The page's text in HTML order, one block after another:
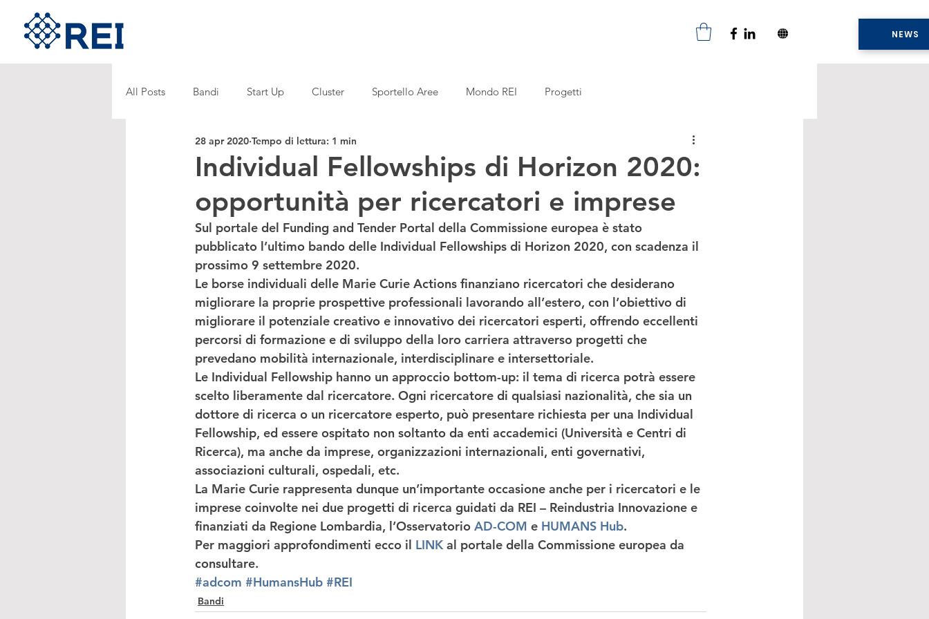
NEWS
All Posts Bandi Start Up Cluster Sportello Aree Mondo REI Progetti
Individual Fellowships di Horizon 2020:
opportunità per ricercatori e imprese
28 apr 2020 Tempo di lettura: 1 min
Sul portale del Funding and Tender Portal della Commissione europea è stato
pubblicato l’ultimo bando delle Individual Fellowships di Horizon 2020, con scadenza il
prossimo 9 settembre 2020.
Le borse individuali delle Marie Curie Actions finanziano ricercatori che desiderano
migliorare la proprie prospettive professionali lavorando all’estero, con l’obiettivo di
migliorare il potenziale creativo e innovativo dei ricercatori esperti, offrendo eccellenti
percorsi di formazione e di sviluppo della loro carriera attraverso progetti che
prevedano mobilità internazionale, interdisciplinare e intersettoriale.
Le Individual Fellowship hanno un approccio bottom-up: il tema di ricerca potrà essere
scelto liberamente dal ricercatore. Ogni ricercatore di qualsiasi nazionalità, che sia un
dottore di ricerca o un ricercatore esperto, può presentare richiesta per una Individual
Fellowship, ed essere ospitato non soltanto da enti accademici (Università e Centri di
Ricerca), ma anche da imprese, organizzazioni internazionali, enti governativi,
associazioni culturali, ospedali, etc.
La Marie Curie rappresenta dunque un’importante occasione anche per i ricercatori e le
imprese coinvolte nei due progetti di ricerca guidati da REI – Reindustria Innovazione e
finanziati da Regione Lombardia, l’Osservatorio AD-COM e HUMANS Hub.
Per maggiori approfondimenti ecco il LINK al portale della Commissione europea da
consultare.
#adcom #HumansHub #REI
Bandi